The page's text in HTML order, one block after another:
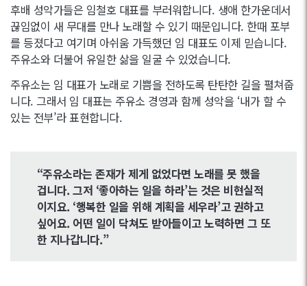
후배 성악가들은 임철호 대표를 부러워합니다. 생애 한가운데서
끊임없이 새 무대를 만나 노래할 수 있기 때문입니다. 한때 포부
를 등졌다고 여기며 아쉬움 가득했던 임 대표도 이제 믿습니다.
주유소와 더불어 유일한 삶을 일굴 수 있었습니다.
주유소는 임 대표가 노래로 기쁨을 전하도록 탄탄한 길을 펼쳐줍
니다. 그래서 임 대표는 주유소 경영과 함께 성악을 ‘내가 할 수
있는 전부’라 표현합니다.
“주유소라는 존재가 제게 없었다면 노래를 못 했을
겁니다. 그저 ‘좋아하는 일을 하라’는 것은 비현실적
이지요. ‘행복한 일을 위해 계획을 세우라’고 권하고
싶어요. 어떤 일이 닥쳐도 받아들이고 노력하면 그 또
한 지나갑니다.”